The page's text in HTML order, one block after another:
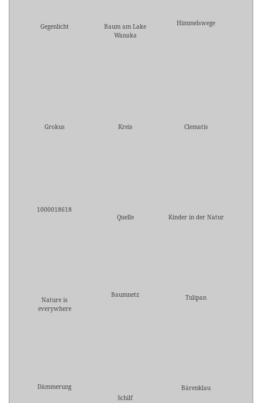
Gegenlicht
Baum am Lake
Wanaka
Himmelswege
Grokus Kreis Clematis
1000018618
Quelle
Kinder in der Natur
Nature is
everywhere
Baumnetz Tulipan
Dämmerung
Schilf
Bärenklau